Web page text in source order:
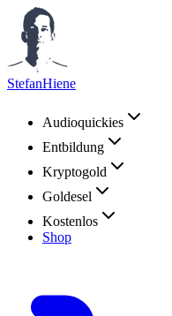
StefanHiene
Audioquickies
Entbildung
Kryptogold
Goldesel
Kostenlos
Shop